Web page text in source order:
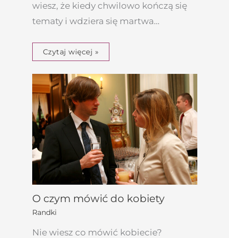
wiesz, że kiedy chwilowo kończą się
tematy i wdziera się martwa…
Czytaj więcej »
O czym mówić do kobiety
Randki
Nie wiesz co mówić kobiecie?